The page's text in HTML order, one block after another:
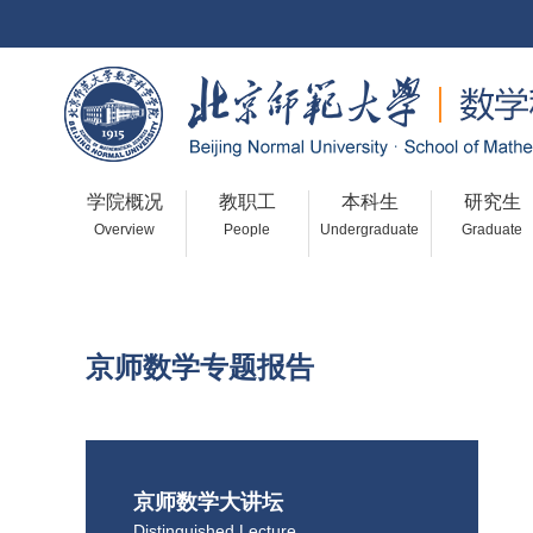
学院概况
Overview
教职工
People
本科生
Undergraduate
研究生
Graduate
京师数学专题报告
京师数学大讲坛